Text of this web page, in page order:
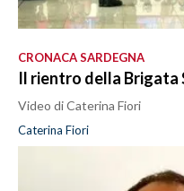
CRONACA SARDEGNA
Il rientro della Brigata
Video di Caterina Fiori
Caterina Fiori